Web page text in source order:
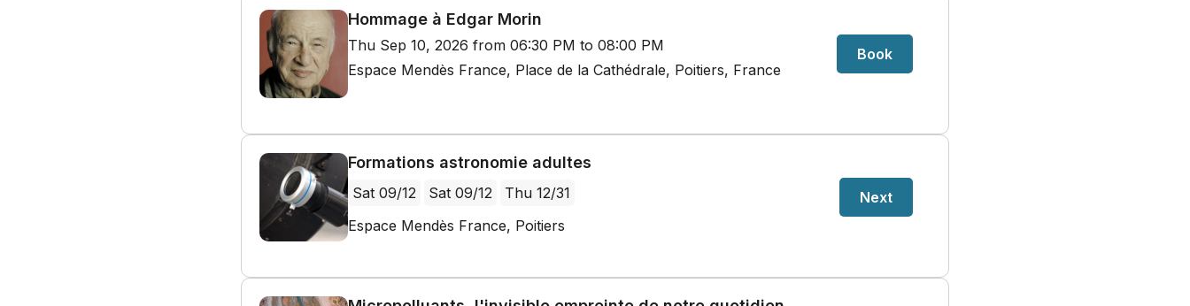
Hommage à Edgar Morin
Thu Sep 10, 2026 from 06:30 PM to 08:00 PM
Espace Mendès France, Place de la Cathédrale, Poitiers, France
Book
Formations astronomie adultes
Sat 09/12 Sat 09/12
Thu 12/31
Espace Mendès France, Poitiers
Next